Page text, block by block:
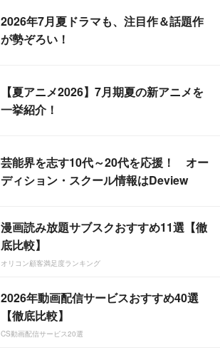
2026年7月夏ドラマも、注目作＆話題作
が勢ぞろい！
【夏アニメ2026】7月期夏の新アニメを
一挙紹介！
芸能界を志す10代～20代を応援！ オー
ディション・スクール情報はDeview
漫画読み放題サブスクおすすめ11選【徹
底比較】
オリコン顧客満足度ランキング
2026年動画配信サービスおすすめ40選
【徹底比較】
CS動画配信サービス20選